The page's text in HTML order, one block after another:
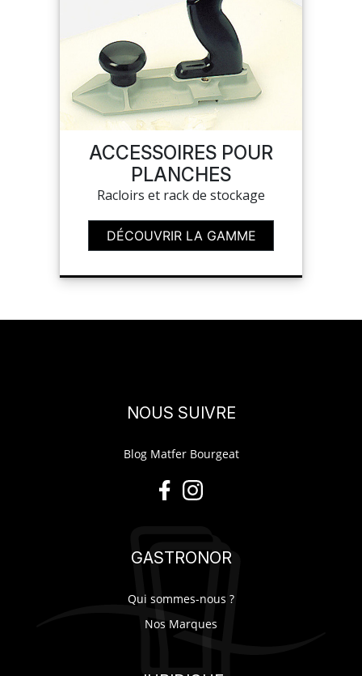
ACCESSOIRES POUR
PLANCHES
Racloirs et rack de stockage
DÉCOUVRIR LA GAMME
NOUS SUIVRE
Blog Matfer Bourgeat
GASTRONOR
Qui sommes-nous ?
Nos Marques